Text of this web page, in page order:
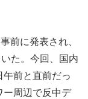
前に発表され、
た。今回、国内
前と直前だっ
周辺で反中デ